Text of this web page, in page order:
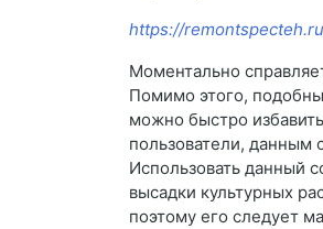
https://
Моментально
Помимо этого,
можно быстро
пользователи, данным
Использовать данный
высадки культурных
поэтому его следует